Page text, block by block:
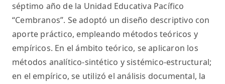
séptimo año de la Unidad Educativa Pacífico
“Cembranos”. Se adoptó un diseño descriptivo con
aporte práctico, empleando métodos teóricos y
empíricos. En el ámbito teórico, se aplicaron los
métodos analítico-sintético y sistémico-estructural;
en el empírico, se utilizó el análisis documental, la